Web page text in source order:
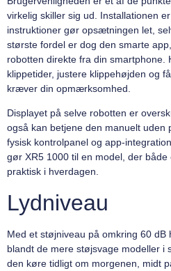
virkelig skiller sig ud. Installationen
instruktioner gør opsætningen let,
største fordel er dog den smarte
robotten direkte fra din
klippetider, justere klippehøjden og
kræver din opmærksomhed.
Displayet på selve robotten er
også kan betjene den manuelt uden
fysisk kontrolpanel og app-
gør XR5 1000 til en model, der
praktisk i hverdagen.
Lydniveau
Med et støjniveau på omkring 60
blandt de mere støjsvage modeller i
den køre tidligt om morgenen, midt